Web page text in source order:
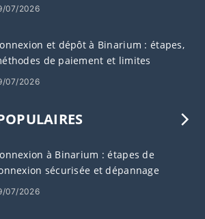
07/2026
et dépôt à Binarium : étapes,
de paiement et limites
07/2026
à Binarium : étapes de
sécurisée et dépannage
07/2026